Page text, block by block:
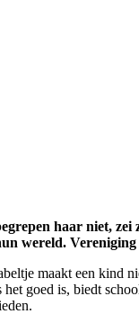
haar niet, zei
wereld.
maakt een
goed is, biedt